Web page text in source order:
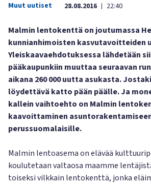
Muut uutiset 28.08.2016 | 22:40
Malmin lentokenttä on joutumassa
kunnianhimoisten kasvutavoitteiden
Yleiskaavaehdotuksessa lähdetään
pääkaupunkiin muuttaa seuraavan
aikana 260 000 uutta asukasta.
löydettävä katto pään päälle. Ja
kallein vaihtoehto on Malmin
kaavoittaminen
perussuomalaisille.
Malmin lentoasema on elävää
koulutetaan valtaosa maamme
toiseksi vilkkain lentokenttä, jonka